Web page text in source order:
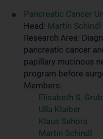
Pancreatic Cancer
Head: Martin Schindl
Research Area:
pancreatic cancer
papillary mucinous
program before
Members:
Elisabeth S.
Ulla Klaiber
Klaus Sahora
Martin Schindl